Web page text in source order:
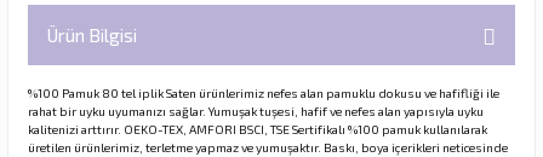
Ürün Bilgisi
%100 Pamuk 80 tel iplik Saten ürünlerimiz nefes alan pamuklu dokusu ve hafifliği ile
rahat bir uyku uyumanızı sağlar. Yumuşak tuşesi, hafif ve nefes alan yapısıyla uyku
kalitenizi arttırır. OEKO-TEX, AMFORI BSCI, TSE Sertifikalı %100 pamuk kullanılarak
üretilen ürünlerimiz, terletme yapmaz ve yumuşaktır. Baskı, boya içerikleri neticesinde